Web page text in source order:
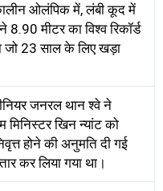
ओलंपिक में, लंबी कूद में
8.90 मीटर का विश्व रिकॉर्ड
जो 23 साल के लिए खड़ा
जनरल थान श्वे ने
मिनिस्टर खिन न्यांट को
होने की अनुमति दी गई
कर लिया गया था।